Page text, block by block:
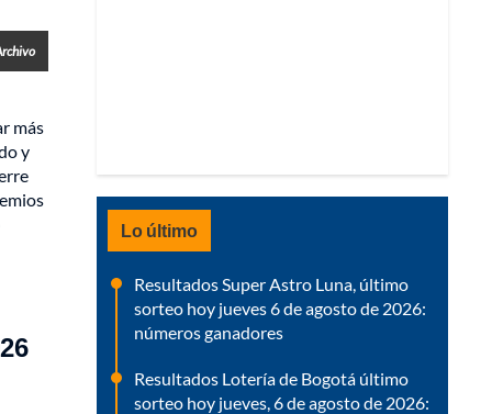
más
y
Lo último
Resultados Super Astro Luna, último
sorteo hoy jueves 6 de agosto de 2026:
números ganadores
Resultados Lotería de Bogotá último
sorteo hoy jueves, 6 de agosto de 2026: